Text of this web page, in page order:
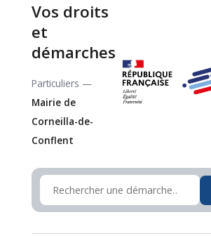
Vos droits
et
démarches
Particuliers —
Mairie de
Corneilla-de-
Conflent